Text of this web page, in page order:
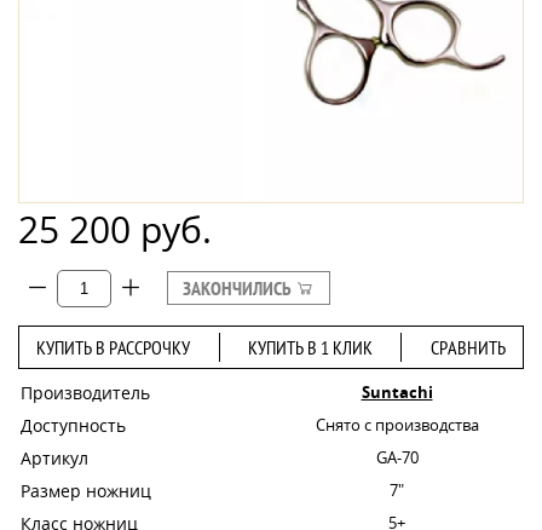
25 200 руб.
ЗАКОНЧИЛИСЬ
КУПИТЬ В РАССРОЧКУ КУПИТЬ В 1 КЛИК СРАВНИТЬ
Производитель Suntachi
Доступность Снято с производства
Артикул GA-70
Размер ножниц 7"
Класс ножниц 5+